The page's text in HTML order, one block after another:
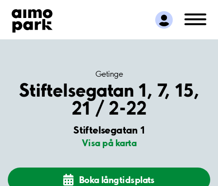
Hitta parkering
Samarbete
Kundservice
Getinge
Stiftelsegatan 1, 7, 15,
21 / 2-22
Stiftelsegatan 1
Visa på karta
Boka långtidsplats